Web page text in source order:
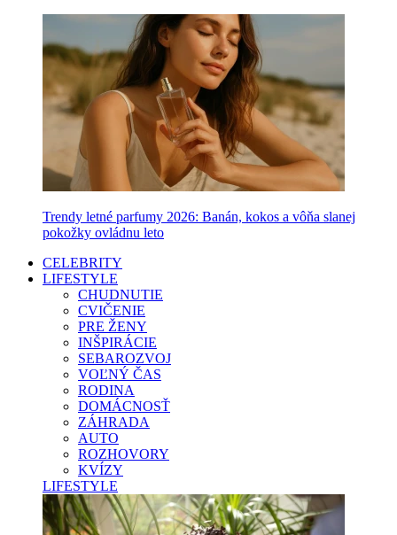
Trendy letné parfumy 2026: Banán, kokos a vôňa slanej
pokožky ovládnu leto
CELEBRITY
LIFESTYLE
CHUDNUTIE
CVIČENIE
PRE ŽENY
INŠPIRÁCIE
SEBAROZVOJ
VOĽNÝ ČAS
RODINA
DOMÁCNOSŤ
ZÁHRADA
AUTO
ROZHOVORY
KVÍZY
LIFESTYLE